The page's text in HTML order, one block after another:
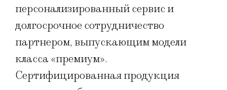
персонализированный сервис и
долгосрочное сотрудничество
партнером, выпускающим модели
класса «премиум».
Сертифицированная продукция